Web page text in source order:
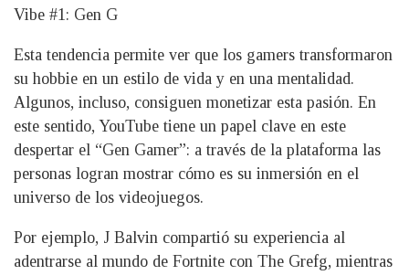
Vibe #1: Gen G
Esta tendencia permite ver que los gamers transformaron
su hobbie en un estilo de vida y en una mentalidad.
Algunos, incluso, consiguen monetizar esta pasión. En
este sentido, YouTube tiene un papel clave en este
despertar el “Gen Gamer”: a través de la plataforma las
personas logran mostrar cómo es su inmersión en el
universo de los videojuegos.
Por ejemplo, J Balvin compartió su experiencia al
adentrarse al mundo de Fortnite con The Grefg, mientras